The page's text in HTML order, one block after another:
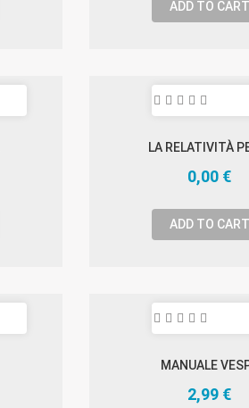
ADD TO CART
LA RELATIVITÀ
0,00 €
ADD TO CART
MANUALE
2,99 €